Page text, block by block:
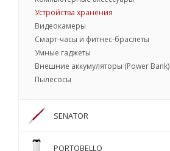
Устройства хранения
Видеокамеры
Смарт-часы и фитнес-браслеты
Умные гаджеты
Внешние аккумуляторы (Power Bank)
Пылесосы
SENATOR
PORTOBELLO